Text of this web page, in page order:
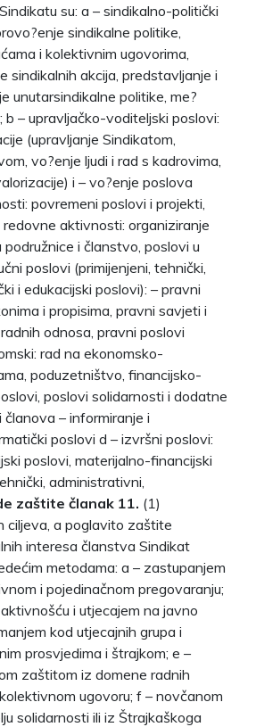
su: a – sindikalno-politički
sindikalne politike,
i kolektivnim ugovorima,
sindikalnih akcija, predstavljanje i
unutarsindikalne politike, me?
b – upravljačko-voditeljski poslovi:
(upravljanje Sindikatom,
vo?enje ljudi i rad s kadrovima,
i – vo?enje poslova
povremeni poslovi i projekti,
aktivnosti: organiziranje
i članstvo, poslovi u
poslovi (primijenjeni, tehnički,
i edukacijski poslovi): – pravni
i propisima, pravni savjeti i
odnosa, pravni poslovi
rad na ekonomsko-
poduzetništvo, financijsko-
poslovi solidarnosti i dodatne
– informiranje i
poslovi d – izvršni poslovi:
poslovi, materijalno-financijski
administrativni,
zaštite članak 11. (1)
ciljeva, a poglavito zaštite
interesa članstva Sindikat
metodama: a – zastupanjem
i pojedinačnom pregovaranju;
i utjecajem na javno
kod utjecajnih grupa i
prosvjedima i štrajkom; e –
zaštitom iz domene radnih
ugovoru; f – novčanom
solidarnosti ili iz Štrajkaškoga